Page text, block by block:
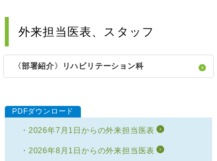
外来担当医表、スタッフ
〈部署紹介〉リハビリテーション科
2026年7月1日からの外来担当医表
2026年8月1日からの外来担当医表